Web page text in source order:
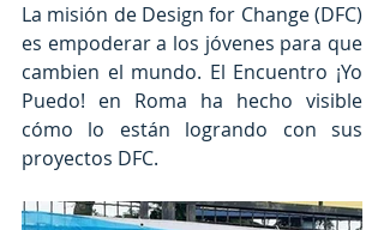
La misión de Design for Change (DFC)
es empoderar a los jóvenes para que
cambien el mundo. El Encuentro ¡Yo
Puedo! en Roma ha hecho visible
cómo lo están logrando con sus
proyectos DFC.